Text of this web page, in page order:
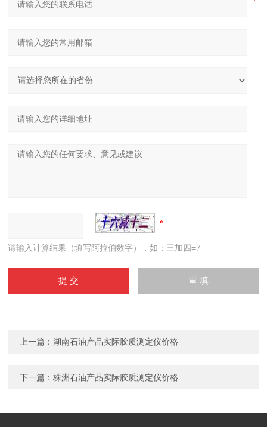
请输入计算结果（填写阿拉伯数字），如：三加四=7
上一篇：湖南石油产品实际胶质测定仪价格
下一篇：株洲石油产品实际胶质测定仪价格